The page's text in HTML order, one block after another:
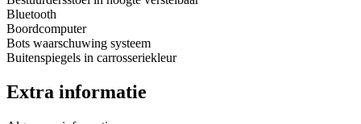
Bluetooth
Boordcomputer
Bots waarschuwing systeem
Buitenspiegels in carrosseriekleur
Extra informatie